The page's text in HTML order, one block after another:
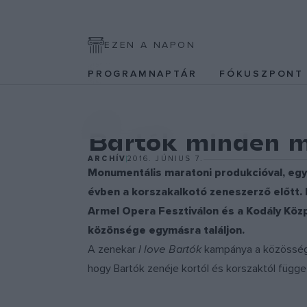
EZEN A NAPON
PROGRAMNAPTÁR FÓKUSZPONT
Bartók minden
ARCHÍV2016. JÚNIUS 7.
Monumentális maratoni produkcióval,
évben a korszakalkotó zeneszerző
Armel Opera Fesztiválon és a Kodály
közönsége egymásra találjon.
A zenekar I love Bartók kampánya a
hogy Bartók zenéje kortól és korszaktól